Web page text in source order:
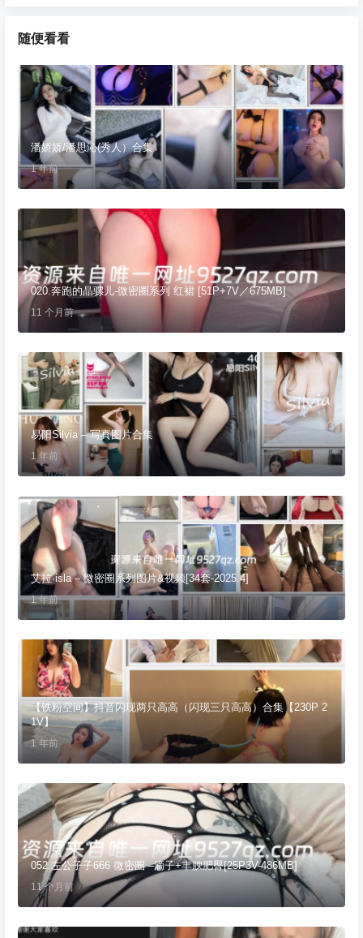
随便看看
潘娇娇/潘思沁(秀人）合集
1 年前
020.奔跑的晶骡儿-微密圈系列 红裙 [51P+7V／675MB]
11 个月前
易阳Silvia – 写真图片合集
1 年前
艾拉·isla – 微密圈系列图片&视频[34套-2025.4]
1 年前
【铁粉空间】抖音闪现两只高高（闪现三只高高）合集【230P 2
1V】
1 年前
052.左公子子666 微密圈 –滴子+丰腴肥臀[25P3V-486MB]
11 个月前